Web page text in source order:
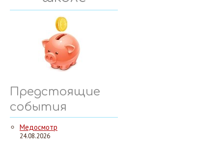
Предстоящие
события
Медосмотр
24.08.2026